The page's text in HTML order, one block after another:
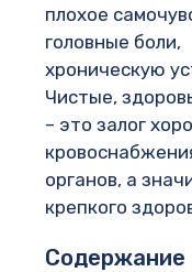
плохое
головные боли,
хроническую
Чистые,
– это залог
органов, а
крепкого
Содержание